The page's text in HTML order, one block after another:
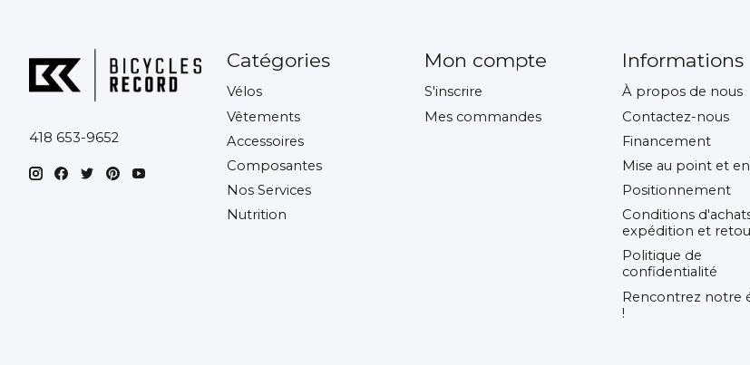
418 653-9652
Catégories
Vélos
Vêtements
Accessoires
Composantes
Nos Services
Nutrition
Mon compte
S'inscrire
Mes commandes
Informations
À propos de nous
Contactez-nous
Financement
Mise au point et
Positionnement
Conditions
expédition et
Politique de
confidentialité
Rencontrez notre
!